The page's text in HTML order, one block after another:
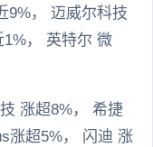
9%， 迈威尔科技
， 英特尔 微
涨超8%， 希捷
涨超5%， 闪迪 涨